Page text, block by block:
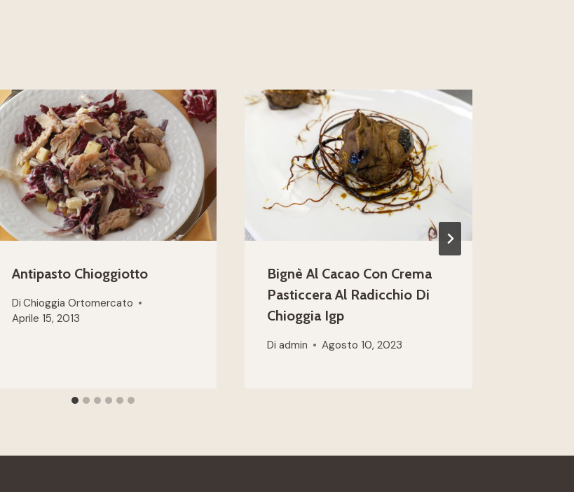
Antipasto Chioggiotto
Di Chioggia Ortomercato
Aprile 15, 2013
Bignè Al Cacao Con Crema
Pasticcera Al Radicchio Di
Chioggia Igp
Di admin Agosto 10, 2023